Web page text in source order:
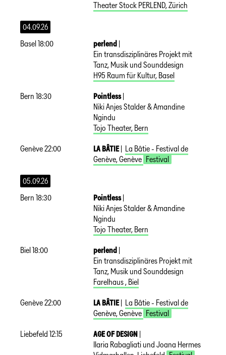
Theater Stock PERLEND,Zürich
04.09.26
Basel18:00 perlend |
Ein transdisziplinäres Projekt mit
Tanz, Musik und Sounddesign
H95 Raum für Kultur, Basel
Bern 18:30 Pointless |
Niki Anjes Stalder & Amandine
Ngindu
Tojo Theater, Bern
Genève22:00 LA BÂTIE| La Bâtie - Festival de
Genève,Genève Festival
05.09.26
Bern 18:30 Pointless |
Niki Anjes Stalder & Amandine
Ngindu
Tojo Theater, Bern
Biel18:00 perlend |
Ein transdisziplinäres Projekt mit
Tanz, Musik und Sounddesign
Farelhaus, Biel
Genève22:00 LA BÂTIE| La Bâtie - Festival de
Genève,Genève Festival
Liebefeld 12:15 AGE OF DESIGN |
Ilaria Rabagliati und Joana Hermes